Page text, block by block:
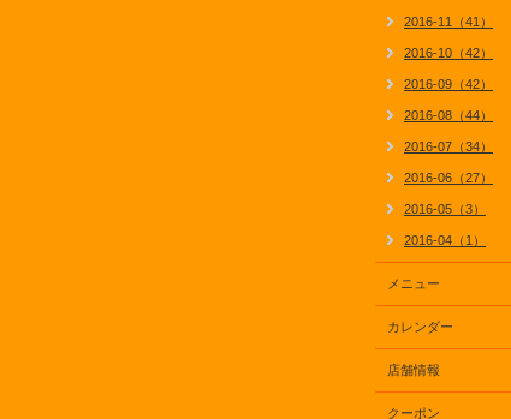
2016-11（41）
2016-10（42）
2016-09（42）
2016-08（44）
2016-07（34）
2016-06（27）
2016-05（3）
2016-04（1）
メニュー
カレンダー
店舗情報
クーポン